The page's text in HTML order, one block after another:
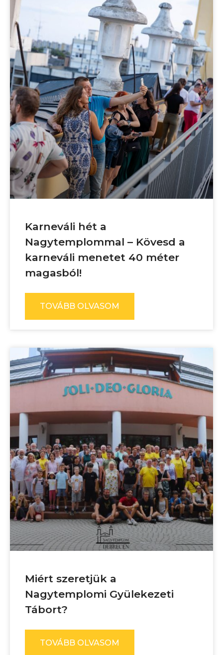
Karneváli hét a
Nagytemplommal – Kövesd a
karneváli menetet 40 méter
magasból!
TOVÁBB OLVASOM
Miért szeretjük a
Nagytemplomi Gyülekezeti
Tábort?
TOVÁBB OLVASOM